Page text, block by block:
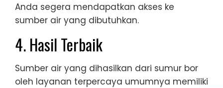
Anda segera mendapatkan akses ke
sumber air yang dibutuhkan.
4. Hasil Terbaik
Sumber air yang dihasilkan dari sumur bor
oleh layanan terpercaya umumnya memiliki